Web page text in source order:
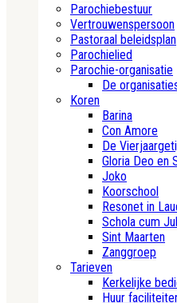
Parochiebestuur
Vertrouwenspersoon
Pastoraal beleidsplan
Parochielied
Parochie-organisatie
De
Koren
Barina
Con Amore
De
Gloria Deo en
Joko
Koorschool
Resonet in
Schola cum
Sint Maarten
Zanggroep
Tarieven
Kerkelijke
Huur